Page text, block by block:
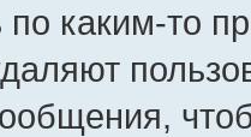
по каким-то